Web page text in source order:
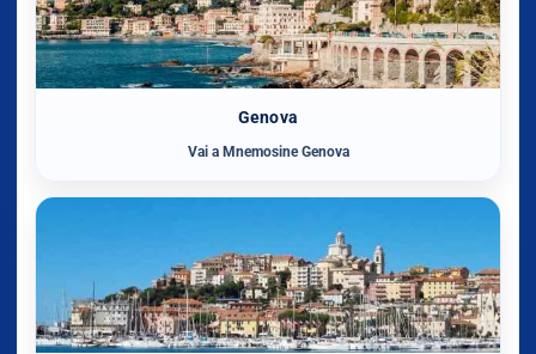
Genova
Vai a Mnemosine Genova